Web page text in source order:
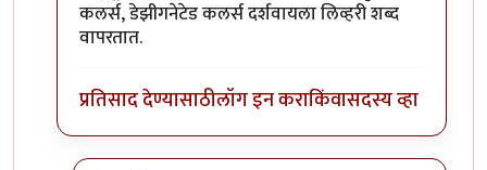
कलर्स, डेझीगनेटेड कलर्स दर्शवायला लिव्हरी शब्द
वापरतात.
प्रतिसाद देण्यासाठीलॉग इन कराकिंवासदस्य व्हा